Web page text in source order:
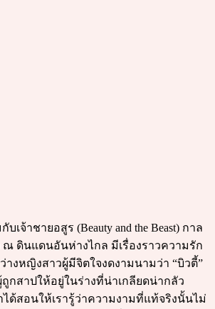
บเจ้าชายอสูร (Beauty and the Beast) กาล
ดินแดนอันห่างไกล มีเรื่องราวความรัก
งหญิงสาวผู้มีจิตใจงดงามนามว่า “บิวตี้”
ถูกสาปให้อยู่ในร่างที่น่าเกลียดน่ากลัว
ได้สอนให้เรารู้ว่าความงามที่แท้จริงนั้นไม่